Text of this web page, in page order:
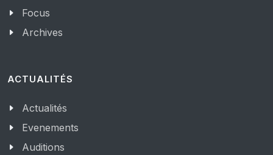
Focus
Archives
ACTUALITÉS
Actualités
Evenements
Auditions